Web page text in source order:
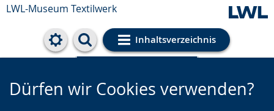
LWL-Museum Textilwerk
Inhaltsverzeichnis
Cookie-Einstellungen
Dürfen wir Cookies verwenden?